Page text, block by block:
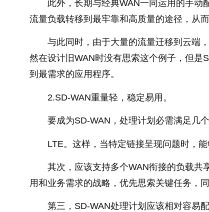
此外，长期与经典WAN一同运用的手动
流量负载转移到最牢靠和高质量的途径，从
与此同时，由于大量的流量迁移到云端
然在设计旧WAN时没有思索这个例子，但是
到最需求的应用程序。
2.SD-WAN重量轻，稳定易用。
要成为SD-WAN，处理计划必需满足几
LTE。这样，当特定链接呈现问题时，能
其次，应该支持多个WAN衔接的负载共
用和业务需求的战略，优先思索关键任务，
第三，SD-WAN处理计划应该相对容易